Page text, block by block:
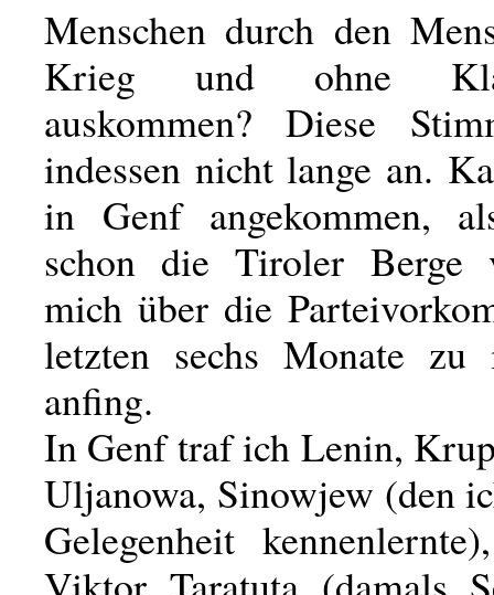
Menschen durch den
Krieg und ohne
auskommen? Diese
indessen nicht lange an.
in Genf angekommen,
schon die Tiroler Berge
mich über die
letzten sechs Monate zu
anfing.
In Genf traf ich Lenin,
Uljanowa, Sinowjew (den
Gelegenheit